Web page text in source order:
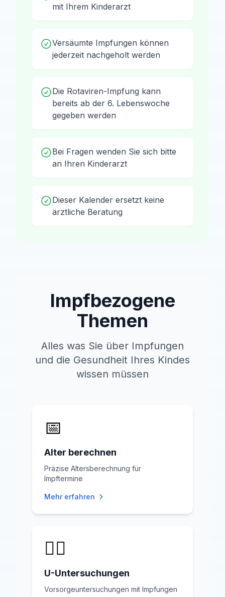
mit Ihrem Kinderarzt
Versäumte Impfungen können
jederzeit nachgeholt werden
Die Rotaviren-Impfung kann
bereits ab der 6. Lebenswoche
gegeben werden
Bei Fragen wenden Sie sich bitte
an Ihren Kinderarzt
Dieser Kalender ersetzt keine
ärztliche Beratung
Impfbezogene
Themen
Alles was Sie über Impfungen
und die Gesundheit Ihres Kindes
wissen müssen
📅
Alter berechnen
Präzise Altersberechnung für
Impftermine
Mehr erfahren
👨‍⚕️
U-Untersuchungen
Vorsorgeuntersuchungen mit Impfungen